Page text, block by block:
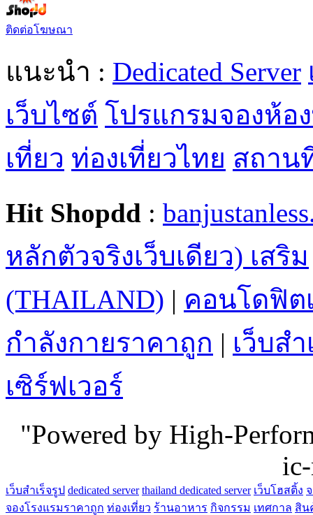
ติดต่อโฆษณา
แนะนำ : Dedicated Server
เว็บไซต์ โปรแกรมจองห้อ
เที่ยว ท่องเที่ยวไทย สถาน
Hit Shopdd :
หลักตัวจริงเว็บเดียว) เสริม
(THAILAND) | คอนโดฟิต
กำลังกายราคาถูก | เว็บส
เซิร์ฟเวอร์
"Powered by High-
เว็บสำเร็จรูป dedicated server thailand dedicated server เว็บโฮสติ้ง
จองโรงแรมราคาถูก ท่องเที่ยว ร้านอาหาร กิจกรรม เทศกาล สิน